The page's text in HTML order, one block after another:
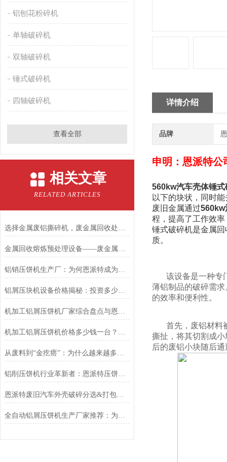
铝刨花粉碎机
单轴破碎机
双轴破碎机
锤式破碎机
四轴破碎机
查看全部
相关文章
RELATED ARTICLES
选择金属废铝撕碎机，废金属回收处理不再是难题
金属回收熔炼预处理设备——废金属锤击撕碎机
铝销压饼机生产厂：为何恩派特成为行业信赖的优选品牌？
铝屑压块机设备价格揭秘：投资多少？为何恩派特值得选择？
机加工铝屑压饼机厂家综合盘点与恩派特品牌实力解析
机加工铝屑压饼机价格多少钱一台？恩派特品牌助您实现价值回收与成本控制
从废料到“金疙瘩”：为什么越来越多工厂选择恩派特铜屑压块机？
铝削压饼机行业革新者：恩派特压饼机高效资源回收新时代
恩派特废旧汽车外壳破碎分选&打包解决方案，让回收效率翻倍！
全自动铝屑压饼机生产厂家推荐：为何恩派特成为机加工行业的“标配”？
详情介绍
品牌
申明：恩派特公
560kw汽车壳体锤式
以下的块状，同时
废旧金属通过560kw
程，提高了工作效
锤式破碎机是金属
质。
该设备是一种专
薄铝制品的破碎需
的效率和便利性。
首先，废铝材料
撕扯，将其切割成
后的废铝小块随后